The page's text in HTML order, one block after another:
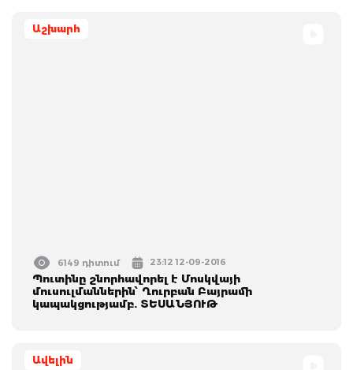
Աշխարհ
6149 դիտում 23:12 12-09-2016
Պուտինը շնորհավորել է Մոսկվայի
մուսուլմաններին՝ Ղուրբան Բայրամի
կապակցությամբ. ՏԵՍԱՆՅՈՒԹ
Ավելին